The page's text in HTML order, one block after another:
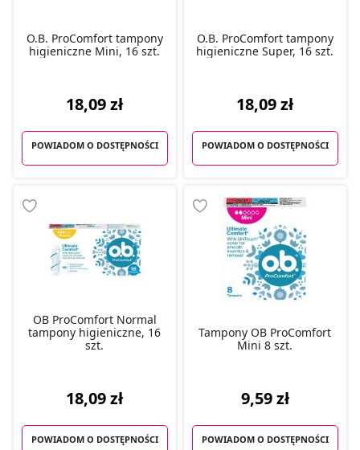
O.B. ProComfort tampony
higieniczne Mini, 16 szt.
18,09 zł
POWIADOM O DOSTĘPNOŚCI
O.B. ProComfort tampony
higieniczne Super, 16 szt.
18,09 zł
POWIADOM O DOSTĘPNOŚCI
OB ProComfort Normal
tampony higieniczne, 16
szt.
18,09 zł
POWIADOM O DOSTĘPNOŚCI
Tampony OB ProComfort
Mini 8 szt.
9,59 zł
POWIADOM O DOSTĘPNOŚCI